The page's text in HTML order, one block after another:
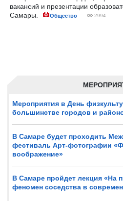
Мероприятия в День
большинстве городов и
В Самаре будет проходить
фестиваль Арт-фотографии
воображение»
В Самаре пройдет лекция «На
феномен соседства в
вакансий и презентации
Самары.
Общество 2994